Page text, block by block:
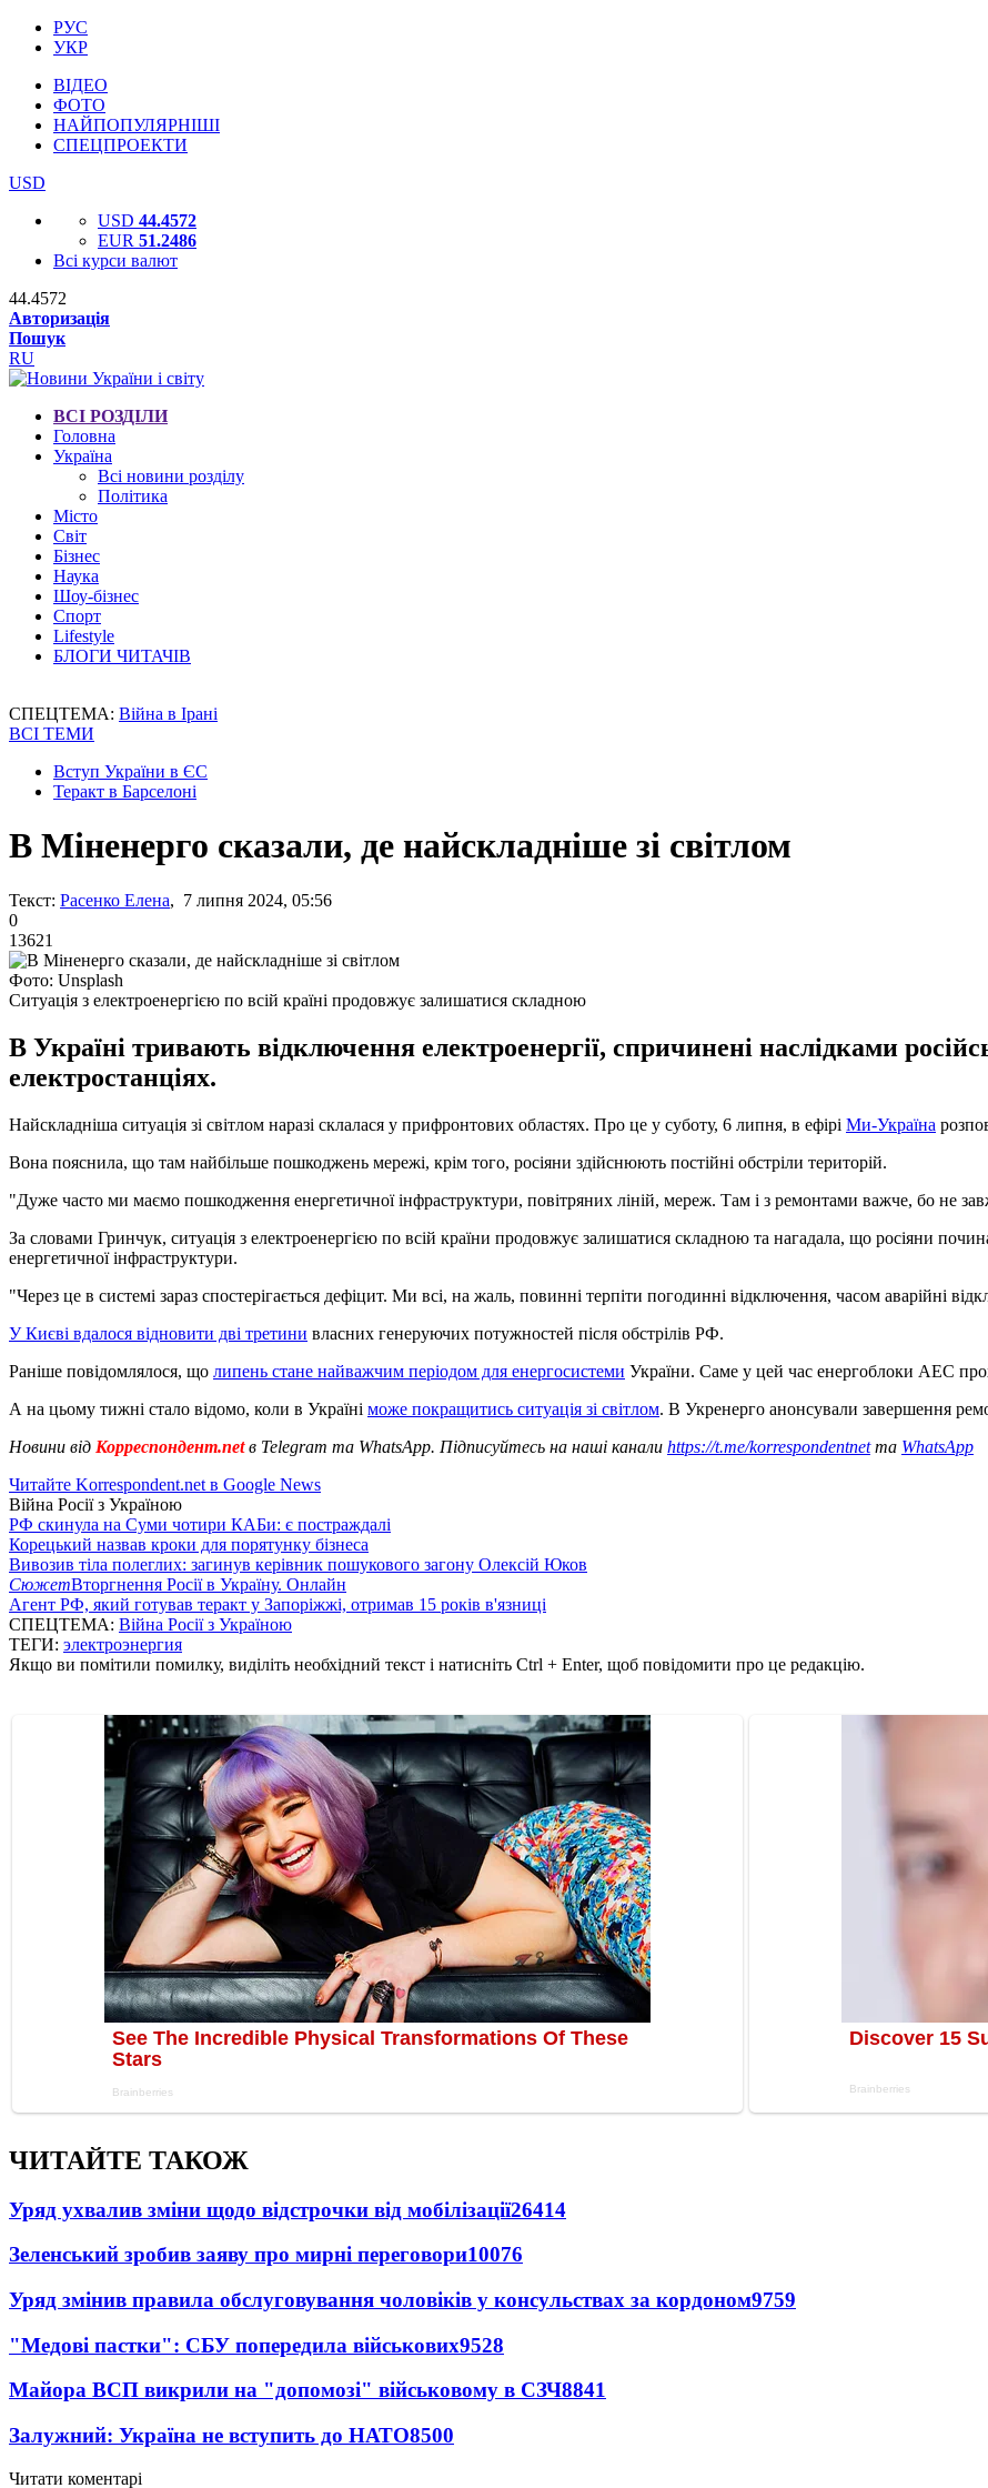
РУС
УКР
ВІДЕО
ФОТО
НАЙПОПУЛЯРНІШІ
СПЕЦПРОЕКТИ
USD
USD 44.4572
EUR 51.2486
Всі курси валют
44.4572
Авторизація
Пошук
RU
ВСІ РОЗДІЛИ
Головна
Україна
Всі новини розділу
Політика
Місто
Світ
Бізнес
Наука
Шоу-бізнес
Спорт
Lifestyle
БЛОГИ ЧИТАЧІВ
СПЕЦТЕМА: Війна в Ірані
ВСІ ТЕМИ
Вступ України в ЄС
Теракт в Барселоні
В Міненерго сказали, де найскладніше зі світлом
Текст: Расенко Елена, 7 липня 2024, 05:56
0
13621
Фото: Unsplash
Cитуація з електроенергією по всій країні продовжує залишатися складною
В Україні тривають відключення електроенергії, спричинені наслідками
електростанціях.
Найскладніша ситуація зі світлом наразі склалася у прифронтових областях. Про це у суботу, 6 липня, в ефірі Ми-Україна
Вона пояснила, що там найбільше пошкоджень мережі, крім того, росіяни здійснюють постійні обстріли територій.
"Дуже часто ми маємо пошкодження енергетичної інфраструктури, повітряних ліній, мереж. Там і з ремонтами важче, бо не
За словами Гринчук, ситуація з електроенергією по всій країни продовжує залишатися складною та нагадала, що росіяни
енергетичної інфраструктури.
"Через це в системі зараз спостерігається дефіцит. Ми всі, на жаль, повинні терпіти погодинні відключення, часом аварійні
У Києві вдалося відновити дві третини власних генеруючих потужностей після обстрілів РФ.
Раніше повідомлялося, що липень стане найважчим періодом для енергосистеми України. Саме у цей час енергоблоки АЕС
А на цьому тижні стало відомо, коли в Україні може покращитись ситуація зі світлом. В Укренерго анонсували завершення
Новини від Корреспондент.netв Telegram та WhatsApp. Підписуйтесь на наші канали https://t.me/korrespondentnetта WhatsApp
Читайте Korrespondent.net в Google News
Війна Росії з Україною
РФ скинула на Суми чотири КАБи: є постраждалі
Корецький назвав кроки для порятунку бізнеса
Вивозив тіла полеглих: загинув керівник пошукового загону Олексій Юков
СюжетВторгнення Росії в Україну. Онлайн
Агент РФ, який готував теракт у Запоріжжі, отримав 15 років в'язниці
СПЕЦТЕМА: Війна Росії з Україною
ТЕГИ: электроэнергия
Якщо ви помітили помилку, виділіть необхідний текст і натисніть Ctrl + Enter, щоб повідомити про це редакцію.
ЧИТАЙТЕ ТАКОЖ
Уряд ухвалив зміни щодо відстрочки від мобілізації26414
Зеленський зробив заяву про мирні переговори10076
Уряд змінив правила обслуговування чоловіків у консульствах за кордоном9759
"Медові пастки": СБУ попередила військових9528
Майора ВСП викрили на "допомозі" військовому в СЗЧ8841
Залужний: Україна не вступить до НАТО8500
Читати коментарі